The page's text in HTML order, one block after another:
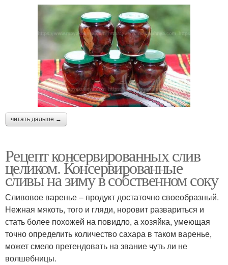
читать дальше →
Рецепт консервированных слив
целиком. Консервированные
сливы на зиму в собственном соку
Сливовое варенье – продукт достаточно своеобразный.
Нежная мякоть, того и гляди, норовит развариться и
стать более похожей на повидло, а хозяйка, умеющая
точно определить количество сахара в таком варенье,
может смело претендовать на звание чуть ли не
волшебницы.